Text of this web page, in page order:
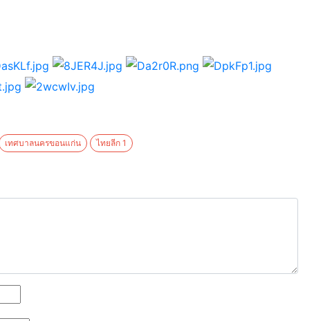
เทศบาลนครขอนแก่น ไทยลีก 1